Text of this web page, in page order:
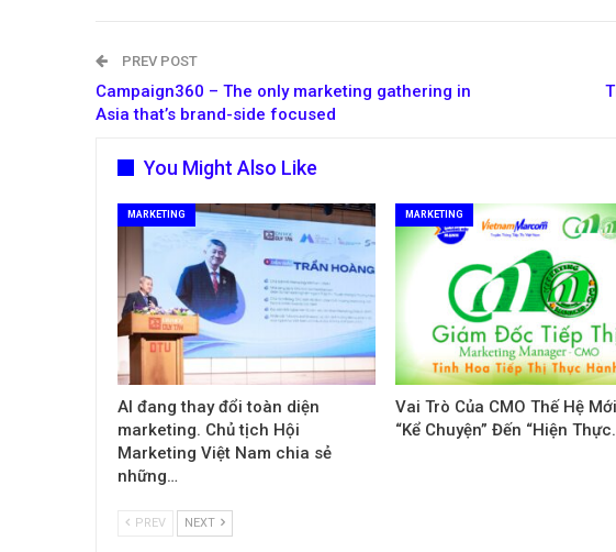
PREV POST
Campaign360 – The only marketing gathering in
Asia that’s brand-side focused
You Might Also Like
MARKETING
AI đang thay đổi toàn diện
marketing. Chủ tịch Hội
Marketing Việt Nam chia sẻ
những…
MARKETING
Vai Trò Của CMO Thế Hệ
“Kể Chuyện” Đến “Hiện
PREV NEXT